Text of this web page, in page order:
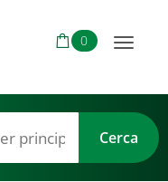
0
Toggle